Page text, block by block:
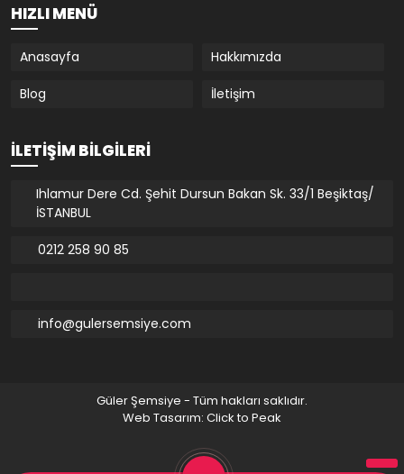
HIZLI MENÜ
Anasayfa Hakkımızda
Blog İletişim
İLETIŞIM BILGILERI
Ihlamur Dere Cd. Şehit Dursun Bakan Sk. 33/1 Beşiktaş/
İSTANBUL
0212 258 90 85
info@gulersemsiye.com
Güler Şemsiye - Tüm hakları saklıdır.
Web Tasarım: Click to Peak